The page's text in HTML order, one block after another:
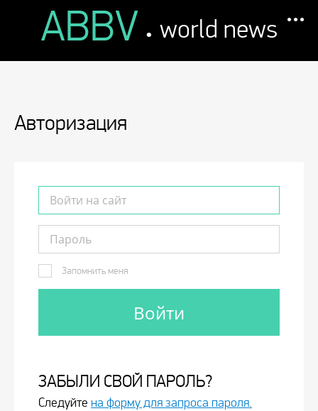
ABBV . world news
Авторизация
Запомнить меня
ЗАБЫЛИ СВОЙ ПАРОЛЬ?
Следуйте на форму для запроса пароля.